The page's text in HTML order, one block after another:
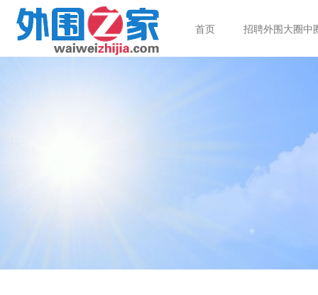
首页 招聘外围大圈中